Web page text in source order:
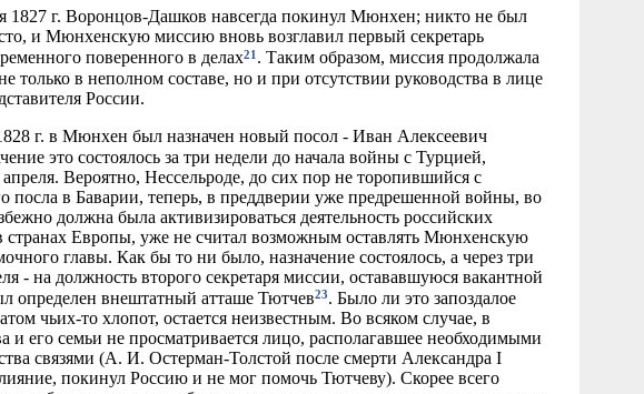
1827 г. Воронцов-Дашков навсегда покинул Мюнхен; никто не был
и Мюнхенскую миссию вновь возглавил первый секретарь
поверенного в делах21 . Таким образом, миссия продолжала
только в неполном составе, но и при отсутствии руководства в лице
России.
г. в Мюнхен был назначен новый посол - Иван Алексеевич
это состоялось за три недели до начала войны с Турцией,
Вероятно, Нессельроде, до сих пор не торопившийся с
посла в Баварии, теперь, в преддверии уже предрешенной войны, во
должна была активизироваться деятельность российских
странах Европы, уже не считал возможным оставлять Мюнхенскую
главы. Как бы то ни было, назначение состоялось, а через три
- на должность второго секретаря миссии, остававшуюся вакантной
определен внештатный атташе Тютчев23. Было ли это запоздалое
чьих-то хлопот, остается неизвестным. Во всяком случае, в
и его семьи не просматривается лицо, располагавшее необходимыми
связями (А. И. Остерман-Толстой после смерти Александра I
покинул Россию и не мог помочь Тютчеву). Скорее всего